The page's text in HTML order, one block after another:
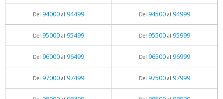
Del 94000al 94499 Del 94500al 94999
Del 95000al 95499 Del 95500al 95999
Del 96000al 96499 Del 96500al 96999
Del 97000al 97499 Del 97500al 97999